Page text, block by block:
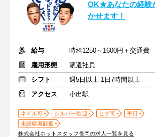
OK★あなたの経験
かせます！
給与
時給1250～1600円＋交通費
雇用形態
派遣社員
シフト
週5日以上 1日7時間以上
アクセス
小出駅
ネイル可 シルバー歓迎 ヒゲ可
平日
未経験者歓迎
株式会社ホットスタッフ長岡の求人一覧を見る